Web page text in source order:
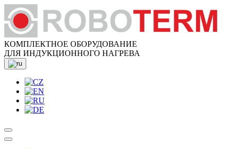
КОМПЛЕКТНОЕ ОБОРУДОВАНИЕ
ДЛЯ ИНДУКЦИОННОГО НАГРЕВА